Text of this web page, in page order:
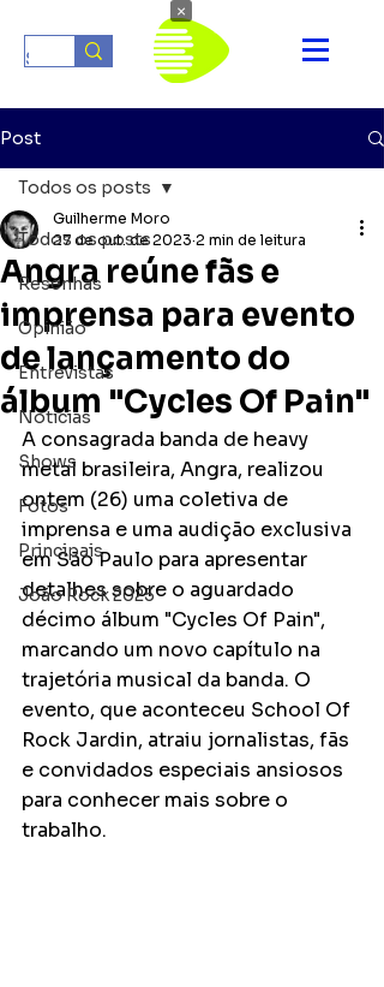
Post
Todos os posts
Resenhas
Opinião
Entrevistas
Notícias
Shows
Fotos
Principais
João Rock 2025
Todos os posts
Angra reúne fãs e
imprensa para evento
de lançamento do
álbum "Cycles Of Pain"
Guilherme Moro
27 de out. de 2023 2 min de leitura
A consagrada banda de heavy
metal brasileira, Angra, realizou
ontem (26) uma coletiva de
imprensa e uma audição exclusiva
em São Paulo para apresentar
detalhes sobre o aguardado
décimo álbum "Cycles Of Pain",
marcando um novo capítulo na
trajetória musical da banda. O
evento, que aconteceu School Of
Rock Jardin, atraiu jornalistas, fãs
e convidados especiais ansiosos
para conhecer mais sobre o
trabalho.
×